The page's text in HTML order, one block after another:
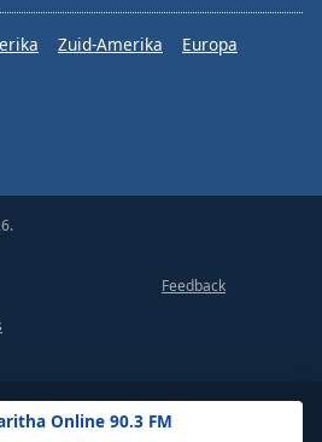
Online 90.3 FM
Zuid-Amerika
Europa
Feedback